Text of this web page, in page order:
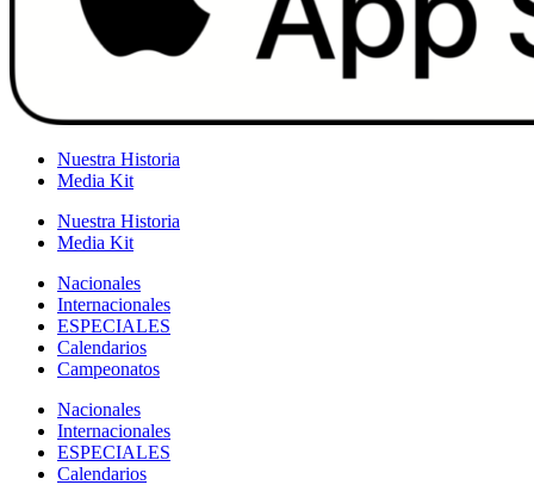
Nuestra Historia
Media Kit
Nuestra Historia
Media Kit
Nacionales
Internacionales
ESPECIALES
Calendarios
Campeonatos
Nacionales
Internacionales
ESPECIALES
Calendarios